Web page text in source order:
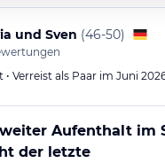
und Sven (46-50)
• Verreist als Paar im Juni
Aufenthalt im
der letzte